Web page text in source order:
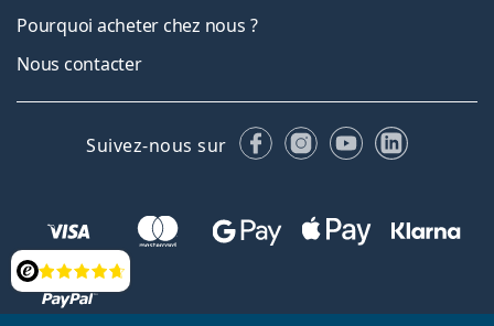
Évaluation
Pourquoi acheter chez nous ?
Nous contacter
Suivez-nous sur FacebookInstagram
YouTubeLinkedIn